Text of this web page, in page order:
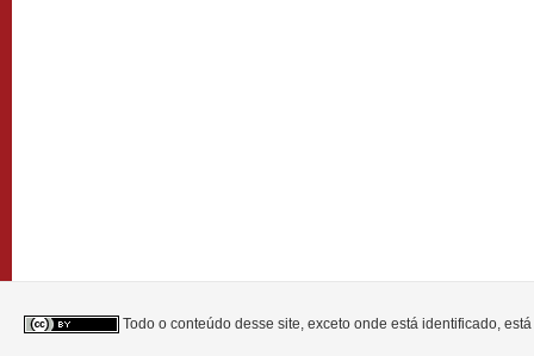
Todo o conteúdo desse site, exceto onde está identificado,